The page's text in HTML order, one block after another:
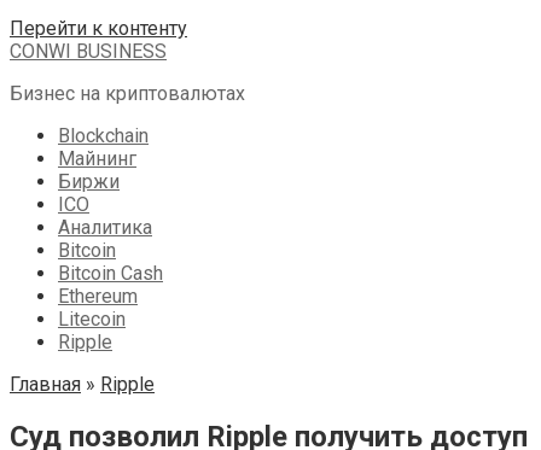
Перейти к контенту
CONWI BUSINESS
Бизнес на криптовалютах
Blockchain
Майнинг
Биржи
ICO
Аналитика
Bitcoin
Bitcoin Cash
Ethereum
Litecoin
Ripple
Главная » Ripple
Суд позволил Ripple получить доступ